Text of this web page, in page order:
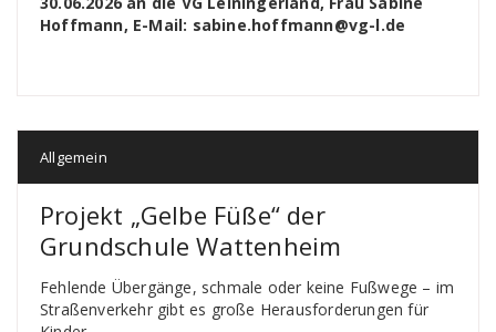
Hoffmann, E-Mail: sabine.hoffmann@vg-l.de
Allgemein
Projekt „Gelbe Füße“ der
Grundschule Wattenheim
Fehlende Übergänge, schmale oder keine Fußwege – im
Straßenverkehr gibt es große Herausforderungen für